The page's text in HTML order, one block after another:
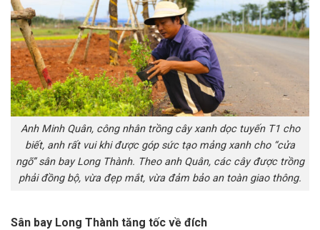
Anh Minh Quân, công nhân trồng cây xanh dọc tuyến T1 cho
biết, anh rất vui khi được góp sức tạo mảng xanh cho “cửa
ngõ” sân bay Long Thành. Theo anh Quân, các cây được trồng
phải đồng bộ, vừa đẹp mắt, vừa đảm bảo an toàn giao thông.
Sân bay Long Thành tăng tốc về đích